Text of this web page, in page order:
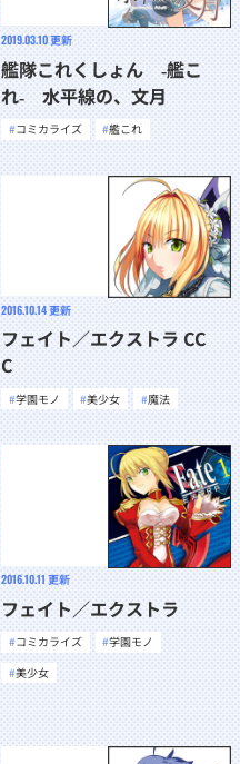
2019.03.10更新
艦隊これくしょん ‐艦こ
れ‐ 水平線の、文月
コミカライズ 艦これ
2016.10.14更新
フェイト／エクストラ CC
C
学園モノ 美少女 魔法
2016.10.11 更新
フェイト／エクストラ
コミカライズ
学園モノ
美少女